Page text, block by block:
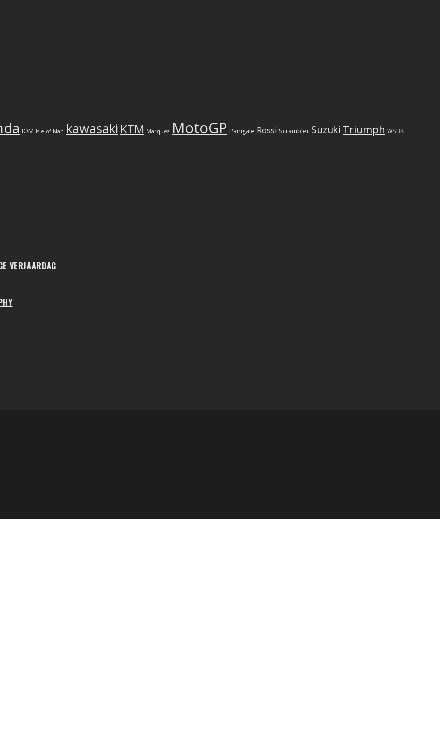
IOM Isle of Man kawasaki KTM Marquez MotoGP Panigale Rossi Scrambler Suzuki Triumph WSBK
VERJAARDAG